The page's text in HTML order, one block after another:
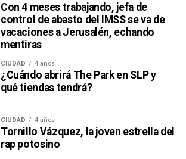
Con 4 meses trabajando, jefa de
control de abasto del IMSS se va de
vacaciones a Jerusalén, echando
mentiras
CIUDAD 4 años
¿Cuándo abrirá The Park en SLP y
qué tiendas tendrá?
CIUDAD 4 años
Tornillo Vázquez, la joven estrella del
rap potosino